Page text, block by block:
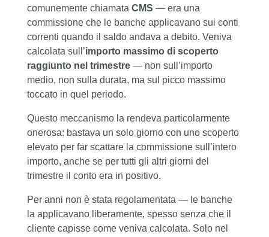
comunemente chiamata CMS — era una
commissione che le banche applicavano sui conti
correnti quando il saldo andava a debito. Veniva
calcolata sull’importo massimo di scoperto
raggiunto nel trimestre— non sull’importo
medio, non sulla durata, ma sul picco massimo
toccato in quel periodo.
Questo meccanismo la rendeva particolarmente
onerosa: bastava un solo giorno con uno scoperto
elevato per far scattare la commissione sull’intero
importo, anche se per tutti gli altri giorni del
trimestre il conto era in positivo.
Per anni non è stata regolamentata — le banche
la applicavano liberamente, spesso senza che il
cliente capisse come veniva calcolata. Solo nel